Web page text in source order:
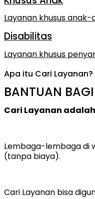
Layanan khusus
Disabilitas
Layanan khusus
Apa itu Cari Layanan?
BANTUAN
Cari Layanan
Lembaga-lembaga di
(tanpa biaya).
Cari Layanan bisa